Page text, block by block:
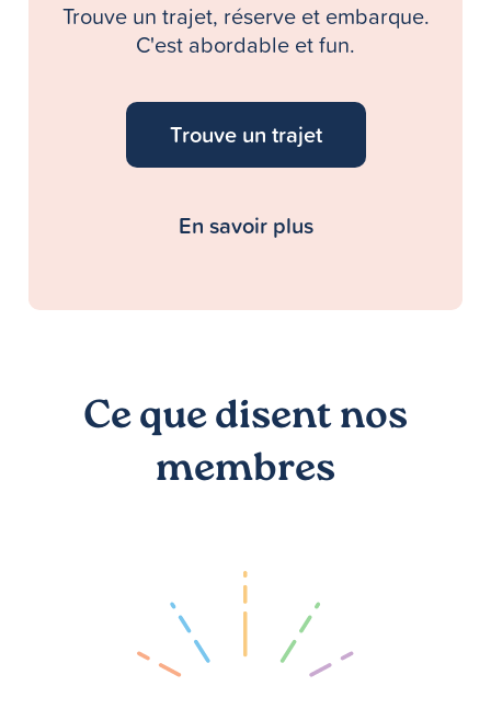
Trouve un trajet, réserve et embarque.
C'est abordable et fun.
Trouve un trajet
En savoir plus
Ce que disent nos
membres